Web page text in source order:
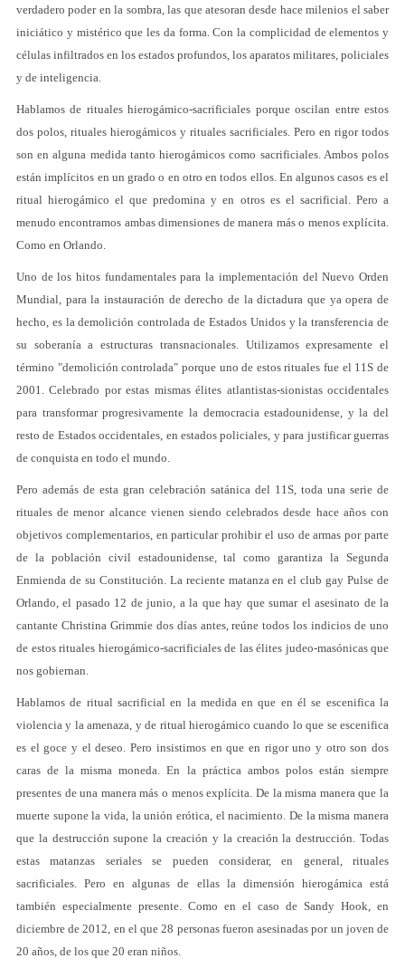
verdadero poder en la sombra, las que atesoran desde hace milenios el saber
iniciático y mistérico que les da forma. Con la complicidad de elementos y
células infiltrados en los estados profundos, los aparatos militares, policiales
y de inteligencia.
Hablamos de rituales hierogámico-sacrificiales porque oscilan entre estos
dos polos, rituales hierogámicos y rituales sacrificiales. Pero en rigor todos
son en alguna medida tanto hierogámicos como sacrificiales. Ambos polos
están implícitos en un grado o en otro en todos ellos. En algunos casos es el
ritual hierogámico el que predomina y en otros es el sacrificial. Pero a
menudo encontramos ambas dimensiones de manera más o menos explícita.
Como en Orlando.
Uno de los hitos fundamentales para la implementación del Nuevo Orden
Mundial, para la instauración de derecho de la dictadura que ya opera de
hecho, es la demolición controlada de Estados Unidos y la transferencia de
su soberanía a estructuras transnacionales. Utilizamos expresamente el
término "demolición controlada" porque uno de estos rituales fue el 11S de
2001. Celebrado por estas mismas élites atlantistas-sionistas occidentales
para transformar progresivamente la democracia estadounidense, y la del
resto de Estados occidentales, en estados policiales, y para justificar guerras
de conquista en todo el mundo.
Pero además de esta gran celebración satánica del 11S, toda una serie de
rituales de menor alcance vienen siendo celebrados desde hace años con
objetivos complementarios, en particular prohibir el uso de armas por parte
de la población civil estadounidense, tal como garantiza la Segunda
Enmienda de su Constitución. La reciente matanza en el club gay Pulse de
Orlando, el pasado 12 de junio, a la que hay que sumar el asesinato de la
cantante Christina Grimmie dos días antes, reúne todos los indicios de uno
de estos rituales hierogámico-sacrificiales de las élites judeo-masónicas que
nos gobiernan.
Hablamos de ritual sacrificial en la medida en que en él se escenifica la
violencia y la amenaza, y de ritual hierogámico cuando lo que se escenifica
es el goce y el deseo. Pero insistimos en que en rigor uno y otro son dos
caras de la misma moneda. En la práctica ambos polos están siempre
presentes de una manera más o menos explícita. De la misma manera que la
muerte supone la vida, la unión erótica, el nacimiento. De la misma manera
que la destrucción supone la creación y la creación la destrucción. Todas
estas matanzas seriales se pueden considerar, en general, rituales
sacrificiales. Pero en algunas de ellas la dimensión hierogámica está
también especialmente presente. Como en el caso de Sandy Hook, en
diciembre de 2012, en el que 28 personas fueron asesinadas por un joven de
20 años, de los que 20 eran niños.